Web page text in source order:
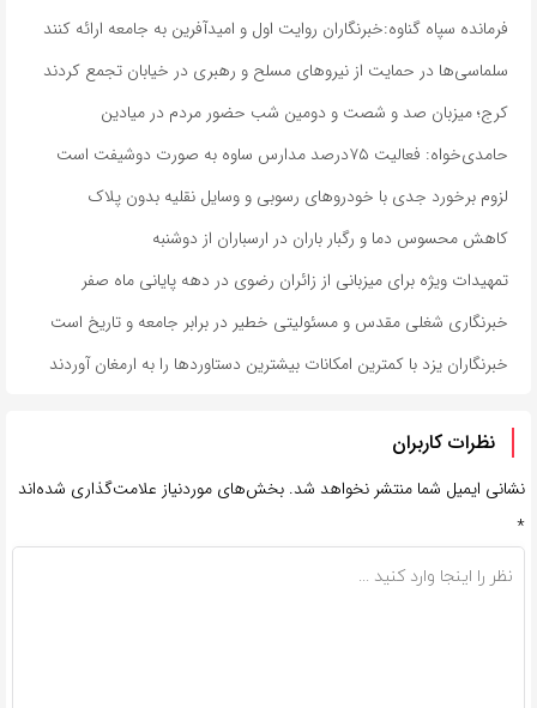
فرمانده سپاه گناوه:خبرنگاران روایت اول و امیدآفرین به جامعه ارائه کنند
سلماسی‌ها در حمایت از نیروهای مسلح و رهبری در خیابان تجمع کردند
کرج؛ میزبان صد و شصت و دومین شب حضور مردم در میادین
حامدی‌خواه: فعالیت ۷۵درصد مدارس ساوه به صورت دوشیفت است
لزوم برخورد جدی با خودروهای رسوبی و وسایل نقلیه بدون پلاک
کاهش محسوس دما و رگبار باران در ارسباران از دوشنبه
تمهیدات ویژه برای میزبانی از زائران رضوی در دهه پایانی ماه صفر
خبرنگاری شغلی مقدس و مسئولیتی خطیر در برابر جامعه و تاریخ است
خبرنگاران یزد با کمترین امکانات بیشترین دستاوردها را به ارمغان آوردند
نظرات کاربران
نشانی ایمیل شما منتشر نخواهد شد. بخش‌های موردنیاز علامت‌گذاری شده‌اند
*